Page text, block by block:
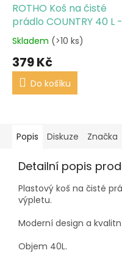
ROTHO Koš na čisté
prádlo COUNTRY 40 L -
bílý
Skladem (>10 ks)
379 Kč
Do košíku
Popis Diskuze Značka
Detailní popis
Plastový koš na čisté
výpletu.
Moderní design a
Objem 40L.